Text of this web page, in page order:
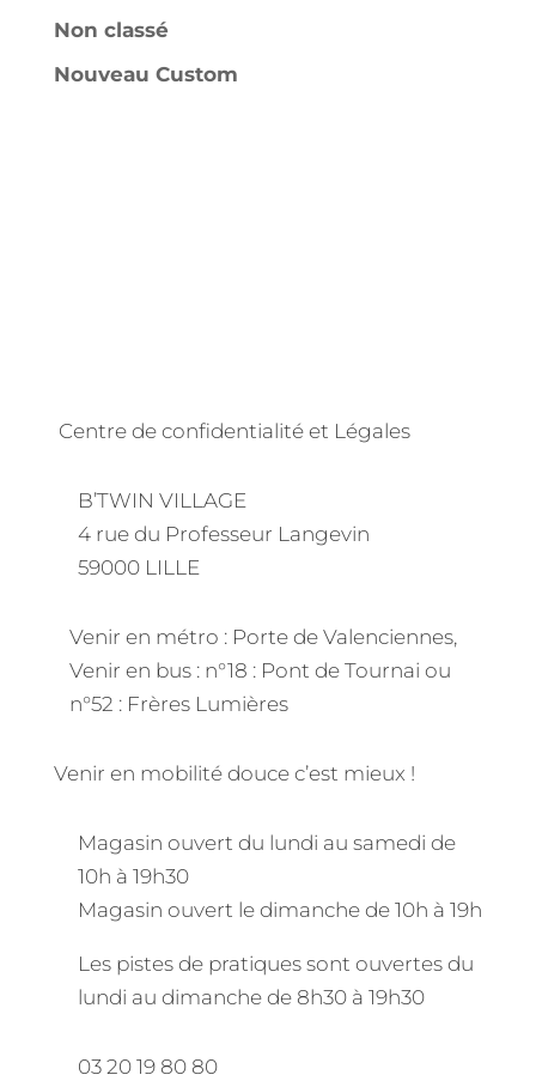
Non classé
Nouveau Custom
Centre de confidentialité et Légales
B’TWIN VILLAGE
4 rue du Professeur Langevin
59000 LILLE
Venir en métro : Porte de Valenciennes,
Venir en bus : n°18 : Pont de Tournai ou
n°52 : Frères Lumières
Venir en mobilité douce c’est mieux !
Magasin ouvert du lundi au samedi de
10h à 19h30
Magasin ouvert le dimanche de 10h à 19h
Les pistes de pratiques sont ouvertes du
lundi au dimanche de 8h30 à 19h30
03 20 19 80 80